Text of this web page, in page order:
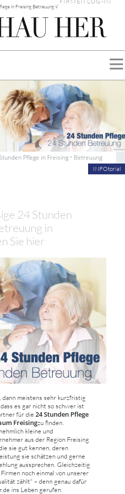
in Freising Betreuung √
Pflege in Freising • Betreuung
INFOtorial
24 Stunden
in
Sie hier
dann meistens sehr kurzfristig
es gar nicht so schwer ist
für die 24 Stunden Pflege
Freisingzu finden.
kleine und
aus der Region Freising
sie gut kennen, deren
sie schätzen und gerne
aussprechen. Gleichzeitig
noch einmal von unserer
zählt" – denn genau dafür
ins Leben gerufen.